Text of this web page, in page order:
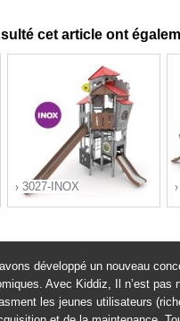
cet article ont
3027-INOX
">
développé un nouveau
Avec Kiddiz, Il n’est pas
les jeunes utilisateurs